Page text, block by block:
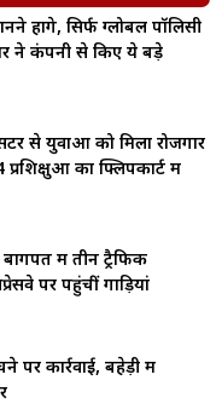
होंगे, सिर्फ ग्लोबल पॉलिसी
ने कंपनी से किए ये बड़े
से युवाओं को मिला रोजगार
का फ्लिपकार्ट में
बागपत में तीन ट्रैफिक
पर पहुंचीं गाड़ियां
पर कार्रवाई, बहेड़ी में